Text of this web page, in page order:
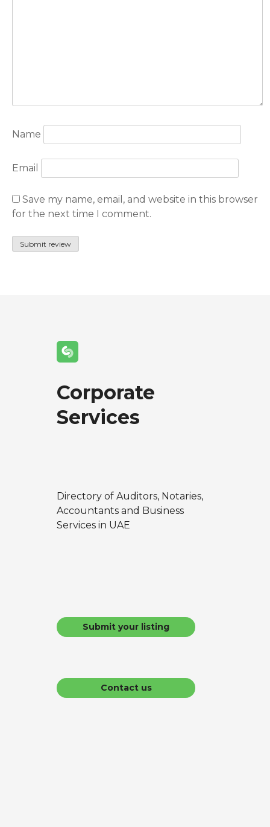
Name
Email
Save my name, email, and website in this browser
for the next time I comment.
Corporate
Services
Directory of Auditors, Notaries,
Accountants and Business
Services in UAE
Submit your listing
Contact us